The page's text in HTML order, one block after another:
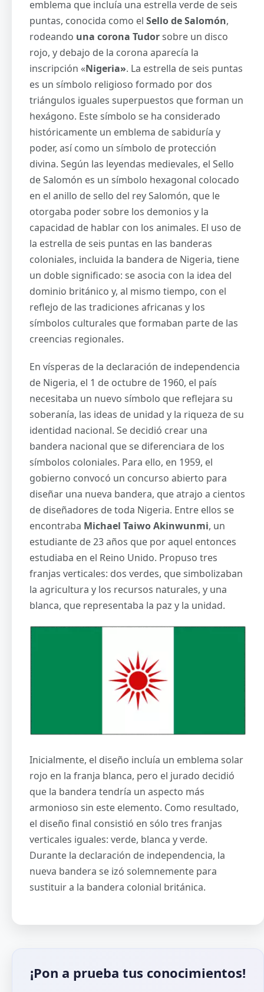
emblema que incluía una estrella verde de seis
puntas, conocida como el Sello de Salomón,
rodeando una corona Tudorsobre un disco
rojo, y debajo de la corona aparecía la
inscripción «Nigeria». La estrella de seis puntas
es un símbolo religioso formado por dos
triángulos iguales superpuestos que forman un
hexágono. Este símbolo se ha considerado
históricamente un emblema de sabiduría y
poder, así como un símbolo de protección
divina. Según las leyendas medievales, el Sello
de Salomón es un símbolo hexagonal colocado
en el anillo de sello del rey Salomón, que le
otorgaba poder sobre los demonios y la
capacidad de hablar con los animales. El uso de
la estrella de seis puntas en las banderas
coloniales, incluida la bandera de Nigeria, tiene
un doble significado: se asocia con la idea del
dominio británico y, al mismo tiempo, con el
reflejo de las tradiciones africanas y los
símbolos culturales que formaban parte de las
creencias regionales.
En vísperas de la declaración de independencia
de Nigeria, el 1 de octubre de 1960, el país
necesitaba un nuevo símbolo que reflejara su
soberanía, las ideas de unidad y la riqueza de su
identidad nacional. Se decidió crear una
bandera nacional que se diferenciara de los
símbolos coloniales. Para ello, en 1959, el
gobierno convocó un concurso abierto para
diseñar una nueva bandera, que atrajo a cientos
de diseñadores de toda Nigeria. Entre ellos se
encontraba Michael Taiwo Akinwunmi, un
estudiante de 23 años que por aquel entonces
estudiaba en el Reino Unido. Propuso tres
franjas verticales: dos verdes, que simbolizaban
la agricultura y los recursos naturales, y una
blanca, que representaba la paz y la unidad.
Inicialmente, el diseño incluía un emblema solar
rojo en la franja blanca, pero el jurado decidió
que la bandera tendría un aspecto más
armonioso sin este elemento. Como resultado,
el diseño final consistió en sólo tres franjas
verticales iguales: verde, blanca y verde.
Durante la declaración de independencia, la
nueva bandera se izó solemnemente para
sustituir a la bandera colonial británica.
¡Pon a prueba tus conocimientos!